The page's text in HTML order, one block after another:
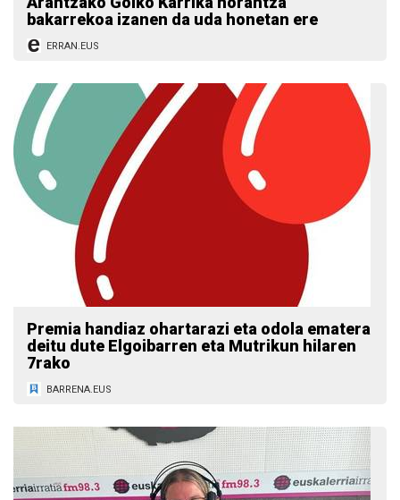
bakarrekoa izanen da uda honetan ere
ERRAN.EUS
Premia handiaz ohartarazi eta odola ematera
deitu dute Elgoibarren eta Mutrikun hilaren
7rako
BARRENA.EUS